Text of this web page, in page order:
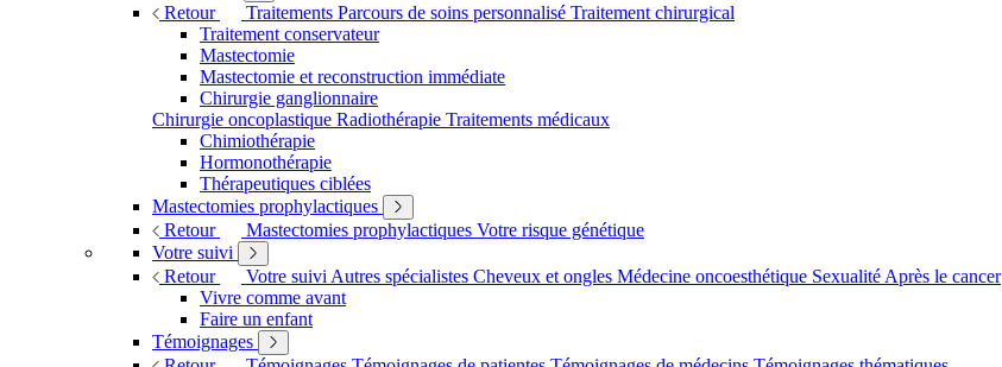
Retour
Traitements Parcours de soins personnalisé Traitement chirurgical
Traitement conservateur
Mastectomie
Mastectomie et reconstruction immédiate
Chirurgie ganglionnaire
Chirurgie oncoplastique Radiothérapie Traitements médicaux
Chimiothérapie
Hormonothérapie
Thérapeutiques ciblées
Mastectomies prophylactiques
Retour
Mastectomies prophylactiques Votre risque génétique
Votre suivi
Retour
Votre suivi Autres spécialistes Cheveux et ongles Médecine oncoesthétique Sexualité Après le cancer
Vivre comme avant
Faire un enfant
Témoignages